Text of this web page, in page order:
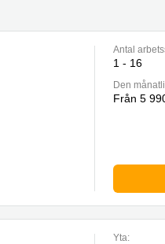
Antal
1 - 16
Den
Från 5
Yta: